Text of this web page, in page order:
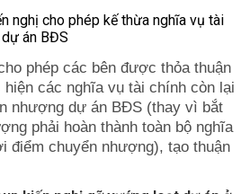
phép các bên được thỏa thuận
các nghĩa vụ tài chính còn lại
nhượng dự án BĐS (thay vì bắt
phải hoàn thành toàn bộ nghĩa
điểm chuyển nhượng), tạo thuận